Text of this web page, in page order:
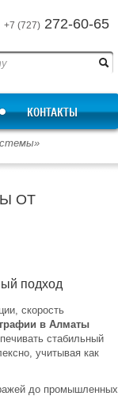
+7 (727) 272-60-65
КОНТАКТЫ
ОТ
подход
скорость
в Алматы
стабильный
учитывая как
до промышленных